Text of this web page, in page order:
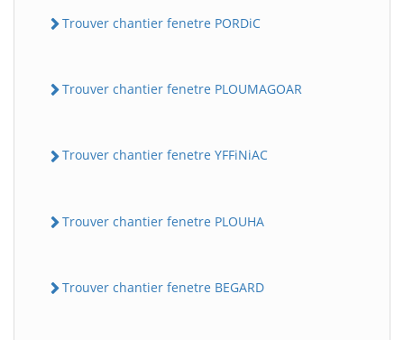
Trouver chantier fenetre PORDiC
Trouver chantier fenetre PLOUMAGOAR
Trouver chantier fenetre YFFiNiAC
Trouver chantier fenetre PLOUHA
Trouver chantier fenetre BEGARD